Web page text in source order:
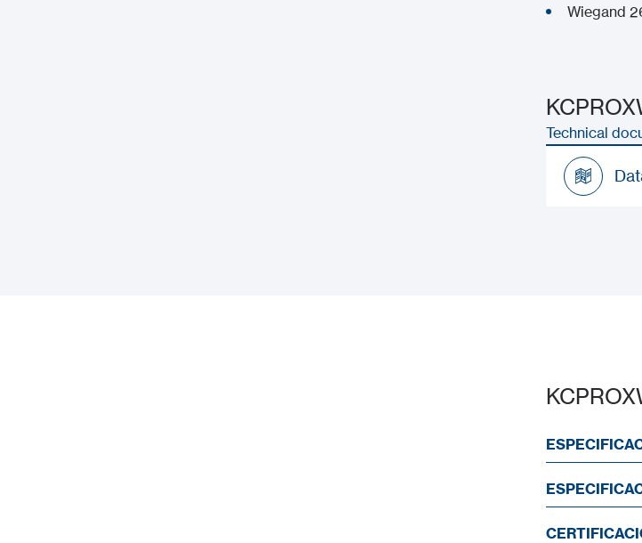
Wiegand
Technical